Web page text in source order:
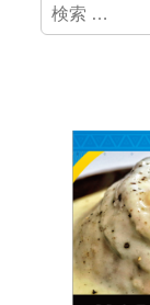
検
索